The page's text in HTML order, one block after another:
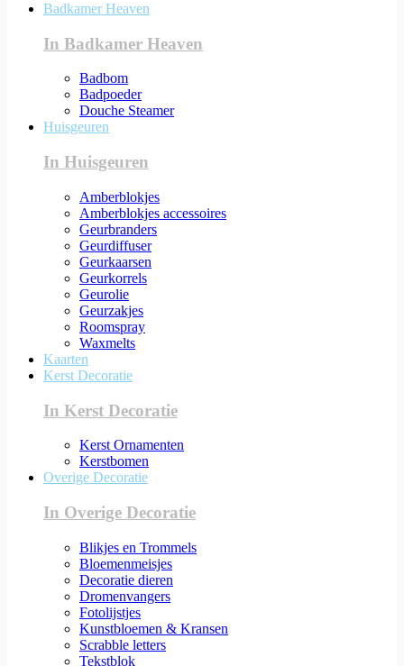
Badkamer Heaven
In Badkamer Heaven
Badbom
Badpoeder
Douche Steamer
Huisgeuren
In Huisgeuren
Amberblokjes
Amberblokjes accessoires
Geurbranders
Geurdiffuser
Geurkaarsen
Geurkorrels
Geurolie
Geurzakjes
Roomspray
Waxmelts
Kaarten
Kerst Decoratie
In Kerst Decoratie
Kerst Ornamenten
Kerstbomen
Overige Decoratie
In Overige Decoratie
Blikjes en Trommels
Bloemenmeisjes
Decoratie dieren
Dromenvangers
Fotolijstjes
Kunstbloemen & Kransen
Scrabble letters
Tekstblok